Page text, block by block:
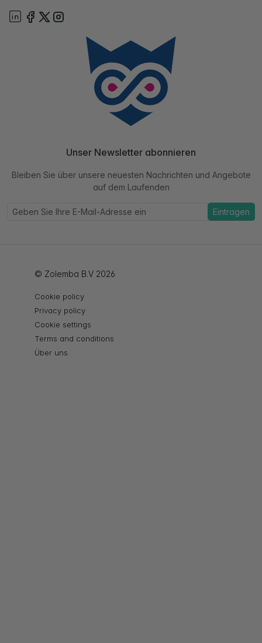
Unser Newsletter abonnieren
Bleiben Sie über unsere neuesten Nachrichten und Angebote
auf dem Laufenden
Eintragen
© Zolemba B.V 2026
Cookie policy
Privacy policy
Cookie settings
Terms and conditions
Über uns